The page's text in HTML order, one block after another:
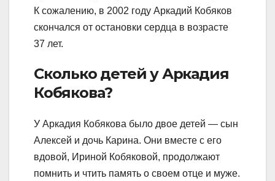
К сожалению, в 2002 году Аркадий Кобяков
скончался от остановки сердца в возрасте
37 лет.
Сколько детей у Аркадия
Кобякова?
У Аркадия Кобякова было двое детей — сын
Алексей и дочь Карина. Они вместе с его
вдовой, Ириной Кобяковой, продолжают
помнить и чтить память о своем отце и муже.